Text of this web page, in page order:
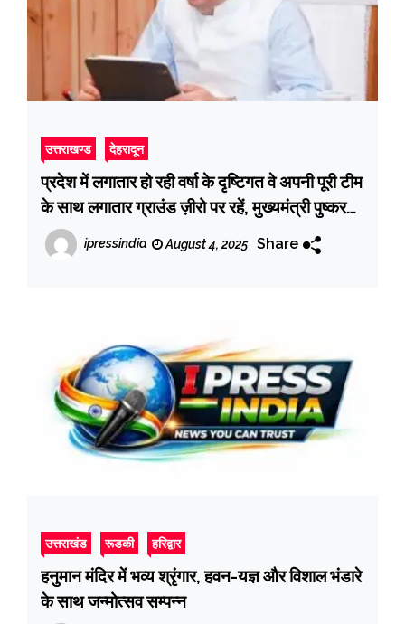
उत्तराखण्ड देहरादून
प्रदेश में लगातार हो रही वर्षा के दृष्टिगत वे अपनी पूरी टीम
के साथ लगातार ग्राउंड ज़ीरो पर रहें, मुख्यमंत्री पुष्कर
सिंह धामी ने वर्चुअल बैठक कर सभी जिलाधिकारियों को
दिए निर्देश
ipressindia August 4, 2025 Share
उत्तराखंड रूडकी हरिद्वार
हनुमान मंदिर में भव्य श्रृंगार, हवन-यज्ञ और विशाल भंडारे
के साथ जन्मोत्सव सम्पन्न